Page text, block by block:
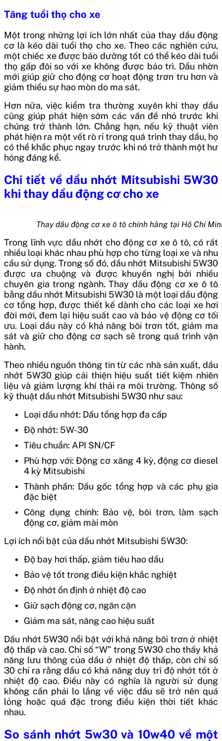
Tăng tuổi thọ cho xe
Một trong những lợi ích lớn nhất của thay dầu động
cơ là kéo dài tuổi thọ cho xe. Theo các nghiên cứu,
một chiếc xe được bảo dưỡng tốt có thể kéo dài tuổi
thọ gấp đôi so với xe không được bảo trì. Dầu nhờn
mới giúp giữ cho động cơ hoạt động trơn tru hơn và
giảm thiểu sự hao mòn do ma sát.
Hơn nữa, việc kiểm tra thường xuyên khi thay dầu
cũng giúp phát hiện sớm các vấn đề nhỏ trước khi
chúng trở thành lớn. Chẳng hạn, nếu kỹ thuật viên
phát hiện ra một vết rò rỉ trong quá trình thay dầu, họ
có thể khắc phục ngay trước khi nó trở thành một hư
hỏng đáng kể.
Chi tiết về dầu nhớt Mitsubishi 5W30
khi thay dầu động cơ cho xe
Thay dầu động cơ xe ô tô chính hãng tại Hồ Chí
Trong lĩnh vực dầu nhớt cho động cơ xe ô tô, có rất
nhiều loại khác nhau phù hợp cho từng loại xe và nhu
cầu sử dụng. Trong số đó, dầu nhớt Mitsubishi 5W30
được ưa chuộng và được khuyến nghị bởi nhiều
chuyên gia trong ngành. Thay dầu động cơ xe ô tô
bằng dầu nhớt Mitsubishi 5W30 là một loại dầu động
cơ tổng hợp, được thiết kế dành cho các loại xe hơi
đời mới, đem lại hiệu suất cao và bảo vệ động cơ tối
ưu. Loại dầu này có khả năng bôi trơn tốt, giảm ma
sát và giữ cho động cơ sạch sẽ trong quá trình vận
hành.
Theo nhiều nguồn thông tin từ các nhà sản xuất, dầu
nhớt 5W30 giúp cải thiện hiệu suất tiết kiệm nhiên
liệu và giảm lượng khí thải ra môi trường. Thông số
kỹ thuật dầu nhớt Mitsubishi 5W30 như sau:
Loại dầu nhớt: Dầu tổng hợp đa cấp
Độ nhớt: 5W-30
Tiêu chuẩn: API SN/CF
Phù hợp với: Động cơ xăng 4 kỳ, động cơ diesel
4 kỳ Mitsubishi
Thành phần: Dầu gốc tổng hợp và các phụ gia
đặc biệt
Công dụng chính: Bảo vệ, bôi trơn, làm sạch
động cơ, giảm mài mòn
Lợi ích nổi bật của dầu nhớt Mitsubishi 5W30:
Độ bay hơi thấp, giảm tiêu hao dầu
Bảo vệ tốt trong điều kiện khắc nghiệt
Độ nhớt ổn định ở nhiệt độ cao
Giữ sạch động cơ, ngăn cặn
Giảm ma sát, nâng cao hiệu suất
Dầu nhớt 5W30 nổi bật với khả năng bôi trơn ở nhiệt
độ thấp và cao. Chỉ số “W” trong 5W30 cho thấy khả
năng lưu thông của dầu ở nhiệt độ thấp, còn chỉ số
30 chỉ ra rằng dầu có khả năng duy trì độ nhớt tốt ở
nhiệt độ cao. Điều này có nghĩa là người sử dụng
không cần phải lo lắng về việc dầu sẽ trở nên quá
lỏng hoặc quá đặc trong điều kiện thời tiết khác
nhau.
So sánh nhớt 5w30 và 10w40 về một